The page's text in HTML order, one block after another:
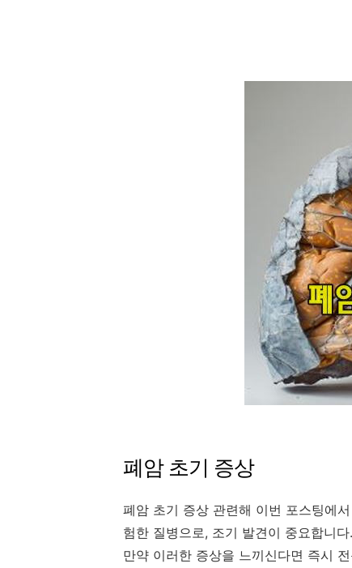
폐암 초기 증상
폐암 초기 증상 관련해 이번 포스팅에
험한 질병으로, 조기 발견이 중요합니
만약 이러한 증상을 느끼신다면 즉시